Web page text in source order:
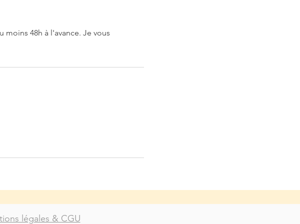
moins 48h à l'avance. Je vous
légales & CGU